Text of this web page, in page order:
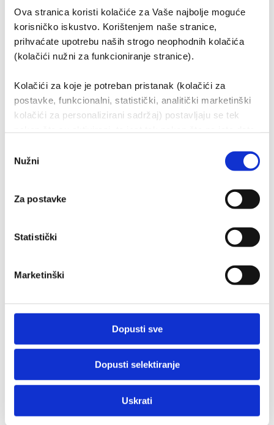
Ova stranica koristi kolačiće za Vaše najbolje moguće
korisničko iskustvo. Korištenjem naše stranice,
prihvaćate upotrebu naših strogo neophodnih kolačića
(kolačići nužni za funkcioniranje stranice).
Kolačići za koje je potreban pristanak (kolačići za
postavke, funkcionalni, statistički, analitički marketinški
kolačići za personalizirani sadržaj) postavljaju se tek
identifikacijske podatke obrađivat će i naši partneri
pristanka
Nužni
Za postavke
Statistički
Marketinški
Dopusti sve
Dopusti selektiranje
Uskrati
Za više informacija obratite nam se s povjerenjem.
Korisni linkovi
O nama
Dioničko društvo
Kodeks urednog i savjesnog ponašanja u
gospodarskom poslovanju
Izjava o zaštiti osobnih podataka
Politika kolačića
Primajte novosti i ponude Auto
Hrvatske